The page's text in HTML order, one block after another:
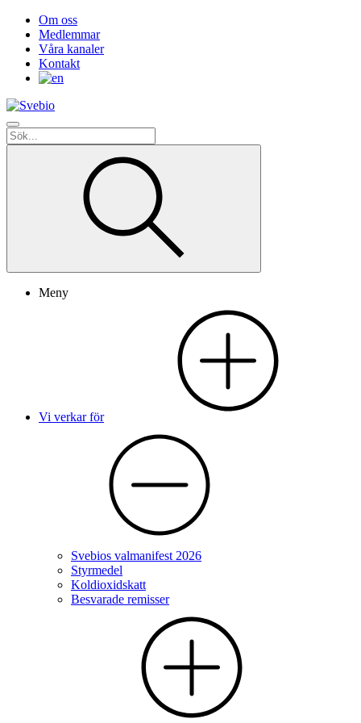
Om oss
Medlemmar
Våra kanaler
Kontakt
Meny
Vi verkar för
Svebios valmanifest 2026
Styrmedel
Koldioxidskatt
Besvarade remisser